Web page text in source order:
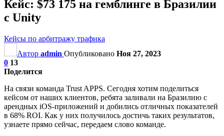
Кейс: $73 175 на гемблинге в Бразилии
с Unity
Кейсы по арбитражу трафика
Автор admin Опубликовано Ноя 27, 2023
0 13
Поделится
На связи команда Trust APPS. Сегодня хотим поделиться
кейсом от наших клиентов, ребята заливали на Бразилию с
арендных iOS-приложений и добились отличных показателей
в 68% ROI. Как у них получилось достичь таких результатов,
узнаете прямо сейчас, передаем слово команде.